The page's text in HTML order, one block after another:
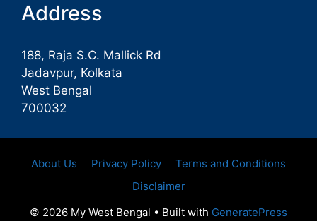
Address
188, Raja S.C. Mallick Rd
Jadavpur, Kolkata
West Bengal
700032
About Us Privacy Policy
Terms and Conditions
Disclaimer
© 2026 My West Bengal • Built with GeneratePress